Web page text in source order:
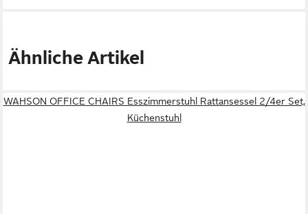
Ähnliche Artikel
WAHSON OFFICE CHAIRS Esszimmerstuhl Rattansessel 2/4er Set,
Küchenstuhl